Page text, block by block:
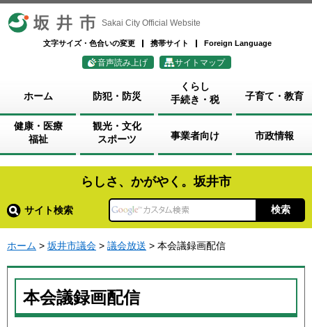
坂井市 Sakai City Official Website
文字サイズ・色合いの変更 携帯サイト Foreign Language
音声読み上げ サイトマップ
ホーム 防犯・防災
くらし
手続き・税
子育て・教育
健康・医療
福祉
観光・文化
スポーツ
事業者向け 市政情報
らしさ、かがやく。坂井市
サイト検索
ホーム > 坂井市議会 > 議会放送 > 本会議録画配信
本会議録画配信